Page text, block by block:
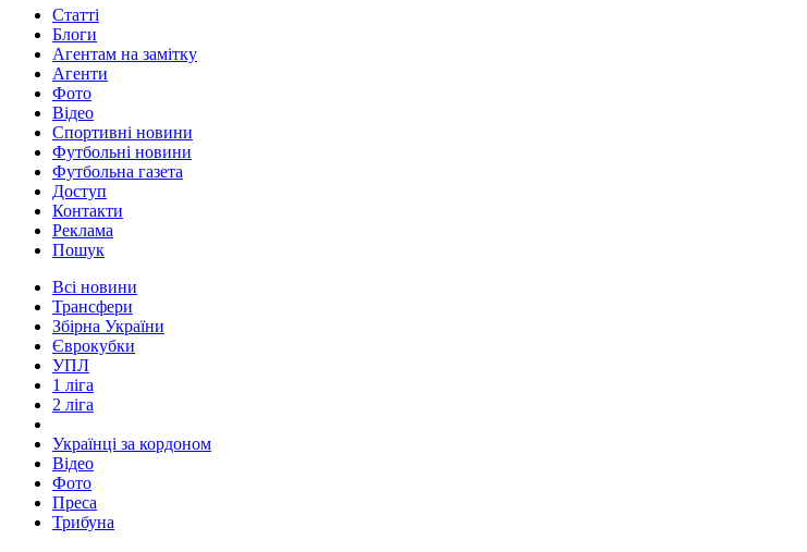
Статті
Блоги
Агентам на замітку
Агенти
Фото
Відео
Спортивні новини
Футбольні новини
Футбольна газета
Доступ
Контакти
Реклама
Пошук
Всі новини
Трансфери
Збірна України
Єврокубки
УПЛ
1 ліга
2 ліга
Українці за кордоном
Відео
Фото
Преса
Трибуна